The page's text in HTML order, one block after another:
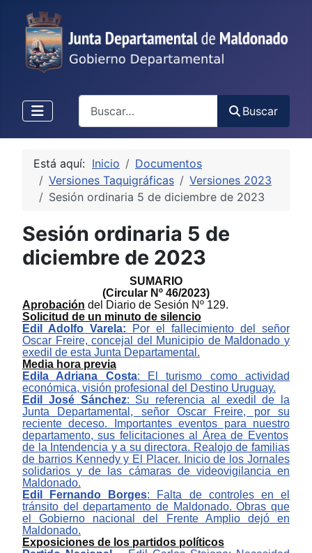
Buscar
Está aquí: Inicio
Documentos
Versiones Taquigráficas
Versiones 2023
Sesión ordinaria 5 de diciembre de 2023
Sesión ordinaria 5 de
diciembre de 2023
SUMARIO
(Circular Nº 46/2023)
Aprobación de Diario de Sesión Nº 129.
Solicitud de un minuto de silencio
Edil Adolfo Varela: Por el fallecimiento del señor
Oscar Freire, concejal del Municipio de Maldonadoy
exedil de esta Junta Departamental.
Media hora previa
Edi a Adriana Costa: E turismo comoactividad
económica, visión profesional del Destino Uruguay.
Edil José Sánchez: Su referencia al
exedil de la
Junta Departamental, señorOscar Freire, por su
reciente deceso. mportantes eventos para nuestro
departamento, sus felicitacionesal Área de Eventos
de la Intendencia ya sudirectora. Realojo de familias
de barrios Kennedy y El Placer. Inicio de losJornales
solidariosy de las cámaras de videovigilancia en
Maldonado.
Edil Fernando Borges: Falta de control es enel
tránsito del departamento de Maldonado.Obras que
el Gobierno nacional del Frente Amplio dejó en
Maldonado.
Exposiciones de los partidos políticos